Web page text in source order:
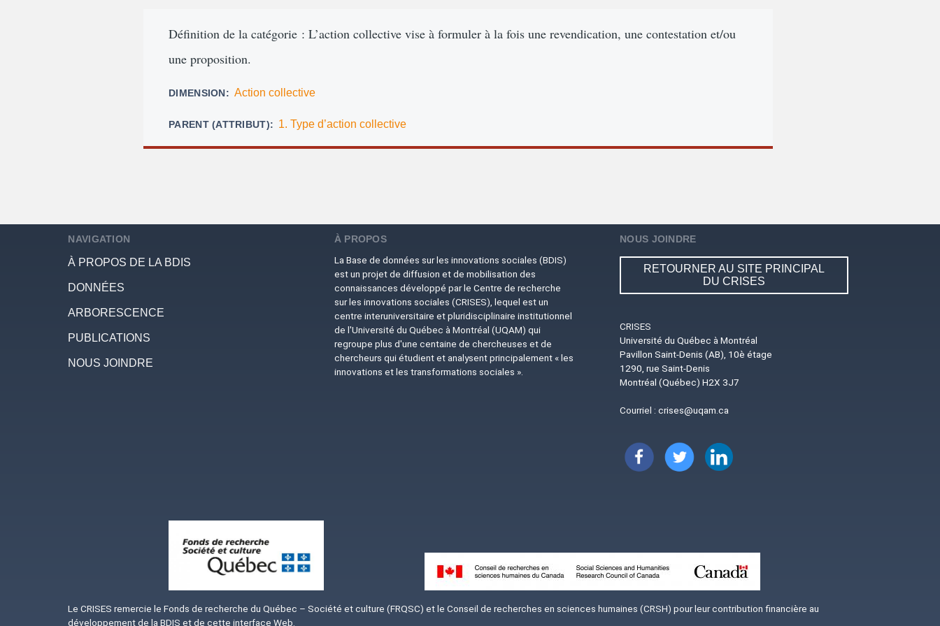
Définition de la catégorie : L’action collective vise à formuler à la fois une revendication, une contestation et/ou
une proposition.
DIMENSION Action collective
PARENT (ATTRIBUT) 1. Type d’action collective
NAVIGATION
À PROPOS DE LA BDIS
DONNÉES
ARBORESCENCE
PUBLICATIONS
NOUS JOINDRE
À PROPOS
La Base de données sur les innovations sociales (BDIS)
est un projet de diffusion et de mobilisation des
connaissances développé par le Centre de recherche
sur les innovations sociales (CRISES), lequel est un
centre interuniversitaire et pluridisciplinaire institutionnel
de l'Université du Québec à Montréal (UQAM) qui
regroupe plus d'une centaine de chercheuses et de
chercheurs qui étudient et analysent principalement « les
innovations et les transformations sociales ».
NOUS JOINDRE
RETOURNER AU SITE PRINCIPAL
DU CRISES
CRISES
Université du Québec à Montréal
Pavillon Saint-Denis (AB), 10è étage
1290, rue Saint-Denis
Montréal (Québec) H2X 3J7
Courriel :crises@uqam.ca
Image Image Image
Image
Le CRISES remercie le Fonds de recherche du Québec – Société et culture (FRQSC) et le Conseil de recherches en sciences humaines (CRSH) pour leur contribution financière au
développement de la BDIS et de cette interface Web.